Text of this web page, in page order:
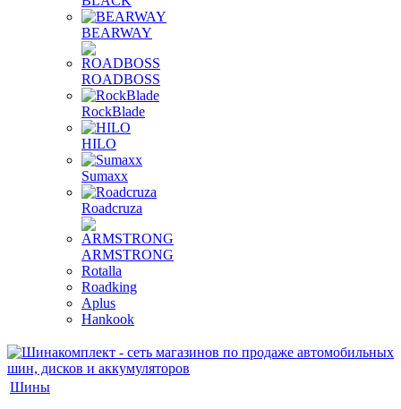
BEARWAY
ROADBOSS
RockBlade
HILO
Sumaxx
Roadcruza
ARMSTRONG
Rotalla
Roadking
Aplus
Hankook
Шины